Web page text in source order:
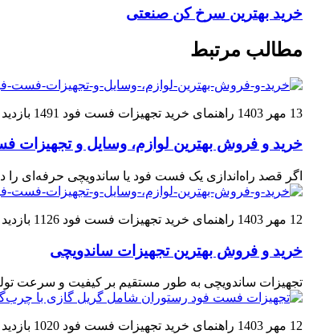
خرید بهترین سرخ‌ کن صنعتی
مطالب مرتبط
13 مهر 1403 راهنمای خرید تجهیزات فست فود 1491 بازدید
خرید و فروش بهترین لوازم، وسایل و تجهیزات
اگر قصد راه‌اندازی یک فست فود یا ساندویچی حرفه‌ای را
12 مهر 1403 راهنمای خرید تجهیزات فست فود 1126 بازدید
خرید و فروش بهترین تجهیزات ساندویچی
تجهیزات ساندویچی به طور مستقیم بر کیفیت و سرعت
12 مهر 1403 راهنمای خرید تجهیزات فست فود 1020 بازدید